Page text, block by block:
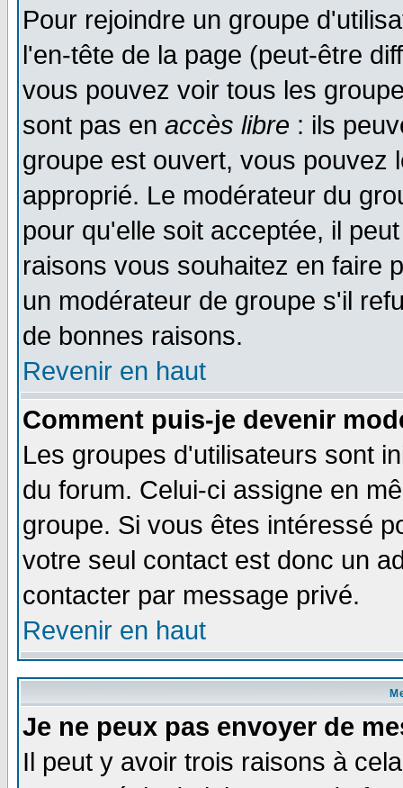
Pour rejoindre un groupe
l'en-tête de la page (peut-être
vous pouvez voir tous les
sont pas en accès libre : ils
groupe est ouvert, vous pouvez
approprié. Le modérateur du
pour qu'elle soit acceptée, il
raisons vous souhaitez en faire
un modérateur de groupe s'il
de bonnes raisons.
Revenir en haut
Comment puis-je devenir
Les groupes d'utilisateurs sont
du forum. Celui-ci assigne en
groupe. Si vous êtes intéressé
votre seul contact est donc un
contacter par message privé.
Revenir en haut
Je ne peux pas envoyer de
Il peut y avoir trois raisons à